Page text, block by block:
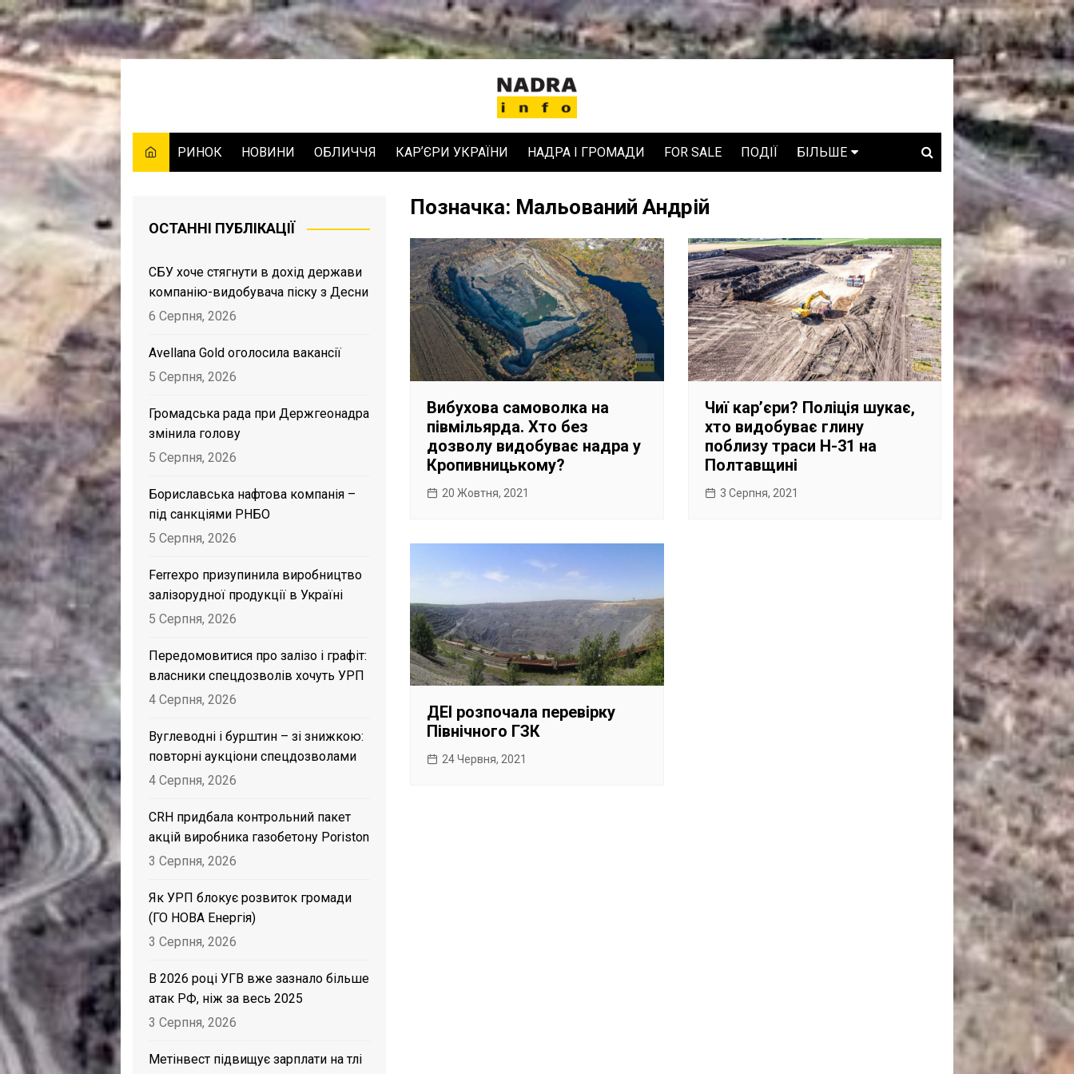
Skip
to
РИНОК НОВИНИ ОБЛИЧЧЯ КАРʼЄРИ УКРАЇНИ НАДРА І ГРОМАДИ FOR SALE ПОДІЇ БІЛЬШЕ
WHO IS WHO
ПРОЗОРІ НАДРА
ГОВОРЯТЬ АСОЦІАЦІЇ
ГОВОРЯТЬ КОМПАНІЇ
КОНФЛІКТНІ НАДРА
САНКЦІЙНІ НАДРА
БЛОГИ
TECHNO
Позначка: Мальований Андрій
Вибухова самоволка на
півмільярда. Хто без
дозволу видобуває надра у
Кропивницькому?
20 Жовтня, 2021
Чиї кар’єри? Поліція шукає,
хто видобуває глину
поблизу траси Н-31 на
Полтавщині
3 Серпня, 2021
ДЕІ розпочала перевірку
Північного ГЗК
24 Червня, 2021
ОСТАННІ ПУБЛІКАЦІЇ
СБУ хоче стягнути в дохід держави
компанію-видобувача піску з Десни
6 Серпня, 2026
Avellana Gold оголосила вакансії
5 Серпня, 2026
Громадська рада при Держгеонадра
змінила голову
5 Серпня, 2026
Бориславська нафтова компанія –
під санкціями РНБО
5 Серпня, 2026
Ferrexpo призупинила виробництво
залізорудної продукції в Україні
5 Серпня, 2026
Передомовитися про залізо і графіт:
власники спецдозволів хочуть УРП
4 Серпня, 2026
Вуглеводні і бурштин – зі знижкою:
повторні аукціони спецдозволами
4 Серпня, 2026
CRH придбала контрольний пакет
акцій виробника газобетону Poriston
3 Серпня, 2026
Як УРП блокує розвиток громади
(ГО НОВА Енергія)
3 Серпня, 2026
В 2026 році УГВ вже зазнало більше
атак РФ, ніж за весь 2025
3 Серпня, 2026
Метінвест підвищує зарплати на тлі